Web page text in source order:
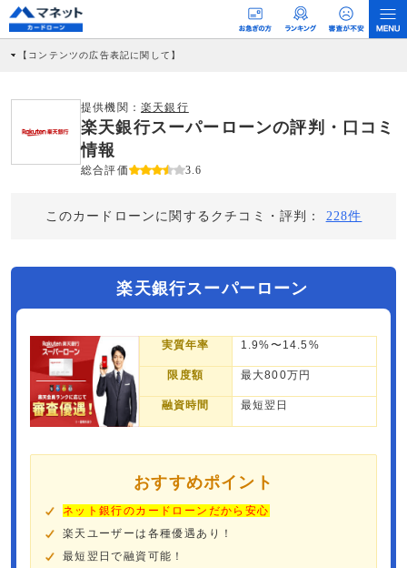
【コンテンツの広告表記に関して】
社に対して企業から紹介報酬が支払われるという収益モデルです。 ただし、特定の
商品を根拠なくPRするものではなく、当編集部の調査／ユーザーへの口コミ収集な
どに基づき、公平性を担保した情報提供を行っています。
提供機関： 楽天銀行
楽天銀行スーパーローンの評判・口コミ
情報
総合評価 3.6
このカードローンに関するクチコミ・評判： 228件
楽天銀行スーパーローン
実質年率 1.9%〜14.5%
限度額 最大800万円
融資時間 最短翌日
おすすめポイント
ネット銀行のカードローンだから安心
楽天ユーザーは各種優遇あり！
最短翌日で融資可能！